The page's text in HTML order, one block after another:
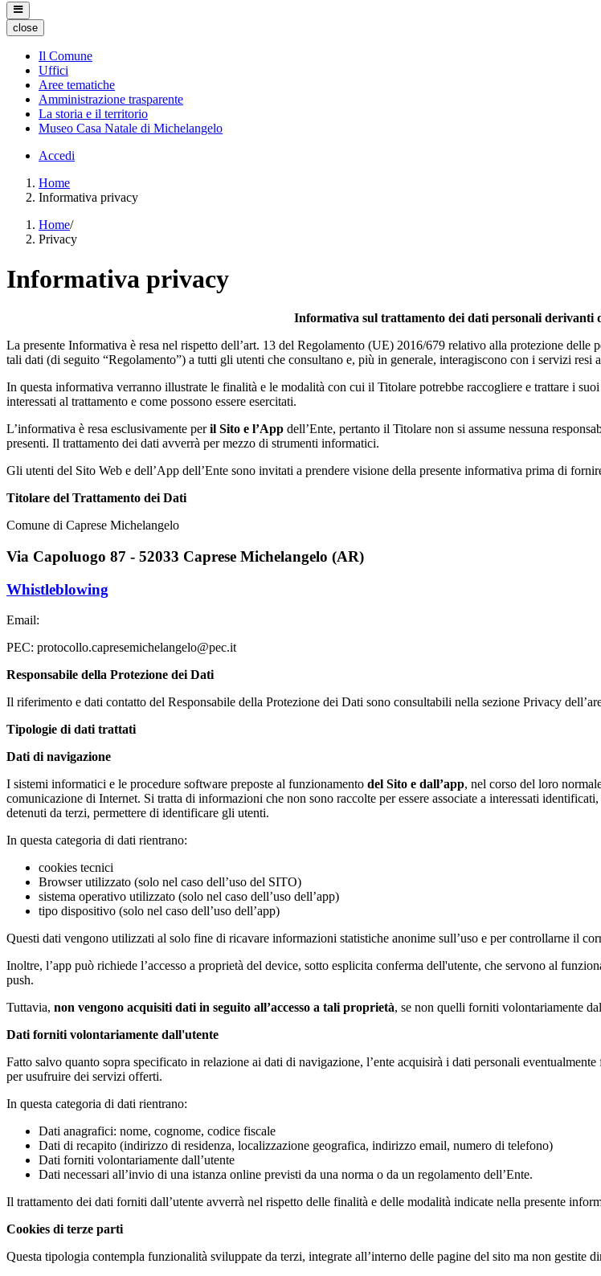
close
Il Comune
Uffici
Aree tematiche
Amministrazione trasparente
La storia e il territorio
Museo Casa Natale di Michelangelo
Accedi
Home
Informativa privacy
Home/
Privacy
Informativa privacy
Informativa sul trattamento dei dati personali derivanti
La presente Informativa è resa nel rispetto dell’art. 13 del Regolamento (UE) 2016/679 relativo alla protezione
tali dati (di seguito “Regolamento”) a tutti gli utenti che consultano e, più in generale, interagiscono con i servizi resi
In questa informativa verranno illustrate le finalità e le modalità con cui il Titolare potrebbe raccogliere e trattare i
interessati al trattamento e come possono essere esercitati.
L’informativa è resa esclusivamente peril Sito e l’App dell’Ente, pertanto il Titolare non si assume nessuna
presenti. Il trattamento dei dati avverrà per mezzo di strumenti informatici.
Gli utenti del Sito Web e dell’App dell’Ente sono invitati a prendere visione della presente informativa prima di
Titolare del Trattamento dei Dati
Comune di Caprese Michelangelo
Via Capoluogo 87 - 52033 Caprese Michelangelo (AR)
Whistleblowing
Email:
PEC: protocollo.capresemichelangelo@pec.it
Responsabile della Protezione dei Dati
Il riferimento e dati contatto del Responsabile della Protezione dei Dati sono consultabili nella sezione Privacy
Tipologie di dati trattati
Dati di navigazione
I sistemi informatici e le procedure software preposte al funzionamento del Sito e dall’app, nel corso del loro
comunicazione di Internet. Si tratta di informazioni che non sono raccolte per essere associate a interessati
detenuti da terzi, permettere di identificare gli utenti.
In questa categoria di dati rientrano:
cookies tecnici
Browser utilizzato (solo nel caso dell’uso del SITO)
sistema operativo utilizzato (solo nel caso dell’uso dell’app)
tipo dispositivo (solo nel caso dell’uso dell’app)
Questi dati vengono utilizzati al solo fine di ricavare informazioni statistiche anonime sull’uso e per controllarne il
Inoltre, l’app può richiede l’accesso a proprietà del device, sotto esplicita conferma dell'utente, che servono al
push.
Tuttavia, non vengono acquisiti dati in seguito all’accesso a tali proprietà, se non quelli forniti volontariamente
Dati forniti volontariamente dall'utente
Fatto salvo quanto sopra specificato in relazione ai dati di navigazione, l’ente acquisirà i dati personali
per usufruire dei servizi offerti.
In questa categoria di dati rientrano:
Dati anagrafici: nome, cognome, codice fiscale
Dati di recapito (indirizzo di residenza, localizzazione geografica, indirizzo email, numero di telefono)
Dati forniti volontariamente dall’utente
Dati necessari all’invio di una istanza online previsti da una norma o da un regolamento dell’Ente.
Il trattamento dei dati forniti dall’utente avverrà nel rispetto delle finalità e delle modalità indicate nella presente
Cookies di terze parti
Questa tipologia contempla funzionalità sviluppate da terzi, integrate all’interno delle pagine del sito ma non gestite